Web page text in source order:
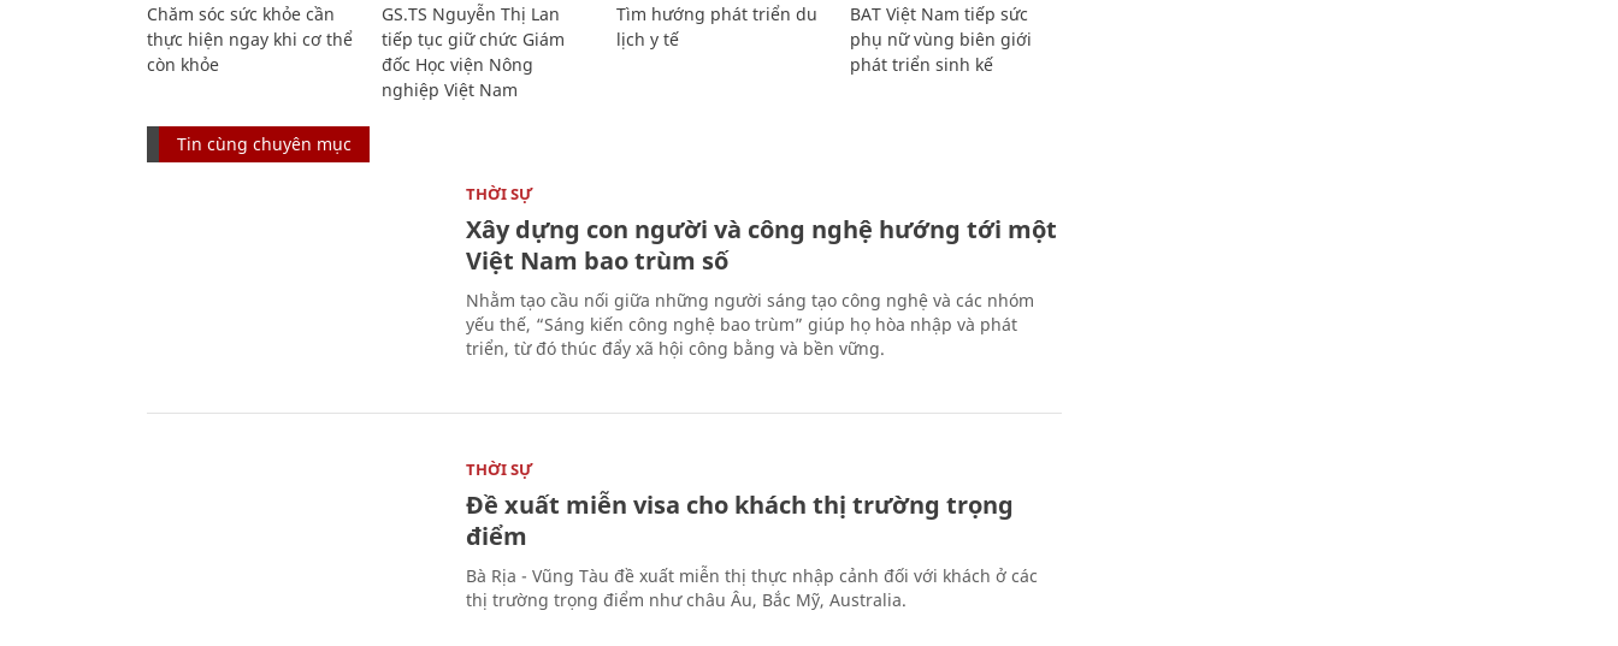
Chăm sóc sức khỏe cần
thực hiện ngay khi cơ thể
còn khỏe
GS.TS Nguyễn Thị Lan
tiếp tục giữ chức Giám
đốc Học viện Nông
nghiệp Việt Nam
Tìm hướng phát triển du
lịch y tế
BAT Việt Nam tiếp sức
phụ nữ vùng biên giới
phát triển sinh kế
Tin cùng chuyên mục
THỜI SỰ
Xây dựng con người và công nghệ hướng tới một
Việt Nam bao trùm số
Nhằm tạo cầu nối giữa những người sáng tạo công nghệ và các nhóm
yếu thế, “Sáng kiến công nghệ bao trùm” giúp họ hòa nhập và phát
triển, từ đó thúc đẩy xã hội công bằng và bền vững.
THỜI SỰ
Đề xuất miễn visa cho khách thị trường trọng
điểm
Bà Rịa - Vũng Tàu đề xuất miễn thị thực nhập cảnh đối với khách ở các
thị trường trọng điểm như châu Âu, Bắc Mỹ, Australia.